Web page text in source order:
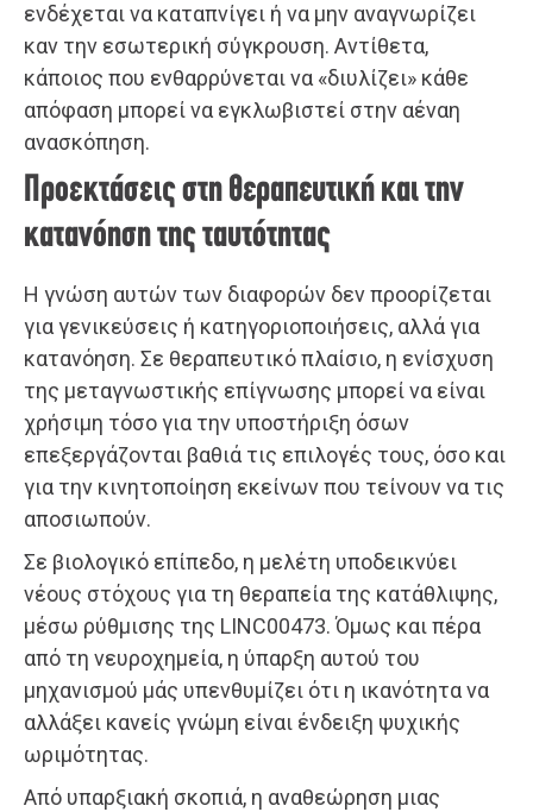
ενδέχεται να καταπνίγει ή να μην αναγνωρίζει
καν την εσωτερική σύγκρουση. Αντίθετα,
κάποιος που ενθαρρύνεται να «διυλίζει» κάθε
απόφαση μπορεί να εγκλωβιστεί στην αέναη
ανασκόπηση.
Προεκτάσεις στη θεραπευτική και την
κατανόηση της ταυτότητας
Η γνώση αυτών των διαφορών δεν προορίζεται
για γενικεύσεις ή κατηγοριοποιήσεις, αλλά για
κατανόηση. Σε θεραπευτικό πλαίσιο, η ενίσχυση
της μεταγνωστικής επίγνωσης μπορεί να είναι
χρήσιμη τόσο για την υποστήριξη όσων
επεξεργάζονται βαθιά τις επιλογές τους, όσο και
για την κινητοποίηση εκείνων που τείνουν να τις
αποσιωπούν.
Σε βιολογικό επίπεδο, η μελέτη υποδεικνύει
νέους στόχους για τη θεραπεία της κατάθλιψης,
μέσω ρύθμισης της LINC00473. Όμως και πέρα
από τη νευροχημεία, η ύπαρξη αυτού του
μηχανισμού μάς υπενθυμίζει ότι η ικανότητα να
αλλάξει κανείς γνώμη είναι ένδειξη ψυχικής
ωριμότητας.
Από υπαρξιακή σκοπιά, η αναθεώρηση μιας